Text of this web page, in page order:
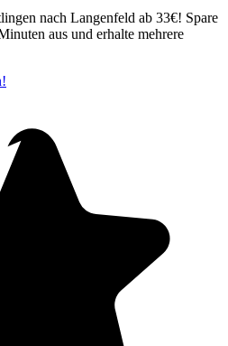
nach Langenfeld ab 33€! Spare
aus und erhalte mehrere